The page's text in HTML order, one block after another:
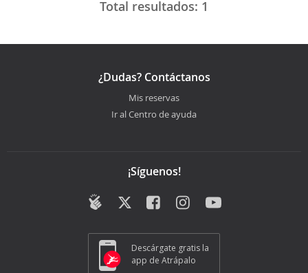
Total resultados: 1
¿Dudas? Contáctanos
Mis reservas
Ir al Centro de ayuda
¡Síguenos!
Descárgate gratis la
app de Atrápalo